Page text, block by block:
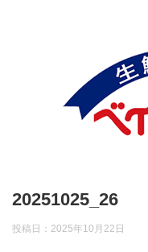
20251025_26
投稿日： 2025年10月22日